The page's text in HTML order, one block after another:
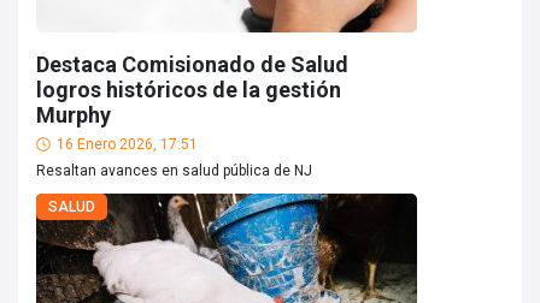
Destaca Comisionado de Salud
logros históricos de la gestión
Murphy
16 Enero 2026, 17:51
Resaltan avances en salud pública de NJ
SALUD